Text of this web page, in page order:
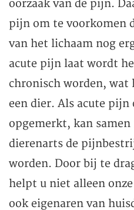
oorzaak van de pijn.
pijn om te voorkomen
van het lichaam nog
acute pijn laat wordt
chronisch worden, wat
een dier. Als acute
opgemerkt, kan
dierenarts de
worden. Door bij te
helpt u niet alleen
ook eigenaren van